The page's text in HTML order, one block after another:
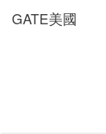
GATE美國